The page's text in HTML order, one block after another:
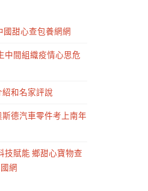
甜心查包養網網
中間組織疫情心思危
紹和名家評說
斯德汽車零件考上南年
技賦能 鄉甜心寶物查
網